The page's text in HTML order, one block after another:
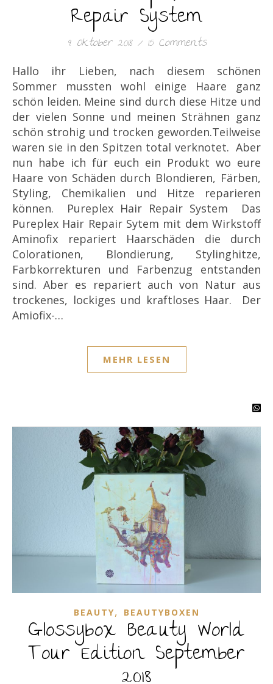
Repair System
9. Oktober 2018 / 15 Comments
Hallo ihr Lieben, nach diesem schönen
Sommer mussten wohl einige Haare ganz
schön leiden. Meine sind durch diese Hitze und
der vielen Sonne und meinen Strähnen ganz
schön strohig und trocken geworden.Teilweise
waren sie in den Spitzen total verknotet. Aber
nun habe ich für euch ein Produkt wo eure
Haare von Schäden durch Blondieren, Färben,
Styling, Chemikalien und Hitze reparieren
können. Pureplex Hair Repair System Das
Pureplex Hair Repair Sytem mit dem Wirkstoff
Aminofix repariert Haarschäden die durch
Colorationen, Blondierung, Stylinghitze,
Farbkorrekturen und Farbenzug entstanden
sind. Aber es repariert auch von Natur aus
trockenes, lockiges und kraftloses Haar. Der
Amiofix-…
MEHR LESEN
BEAUTY, BEAUTYBOXEN
Glossybox Beauty World
Tour Edition September